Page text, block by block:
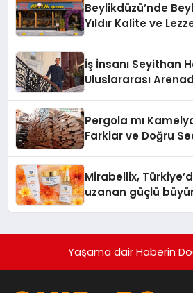
Beylikdüzü’nde
Yıldır Kalite ve
İş İnsanı Seyithan
Uluslararası
Pergola mı
Farklar ve Doğru
Mirabellix,
uzanan güçlü
Yaşama dair Haberin